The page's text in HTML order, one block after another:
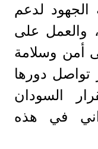
لدعم
والعمل على
أمن وسلامة
تواصل دورها
السودان
في هذه